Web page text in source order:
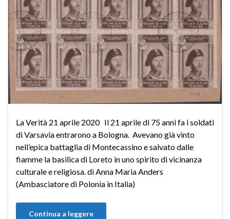
La Verità 21 aprile 2020 Il 21 aprile di 75 anni fa i soldati
di Varsavia entrarono a Bologna. Avevano già vinto
nell’epica battaglia di Montecassino e salvato dalle
fiamme la basilica di Loreto in uno spirito di vicinanza
culturale e religiosa. di Anna Maria Anders
(Ambasciatore di Polonia in Italia)
Continua a leggere